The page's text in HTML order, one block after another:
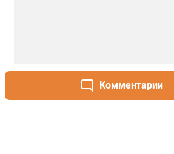
Комментарии